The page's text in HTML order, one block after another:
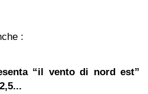
:
“il vento di nord est”